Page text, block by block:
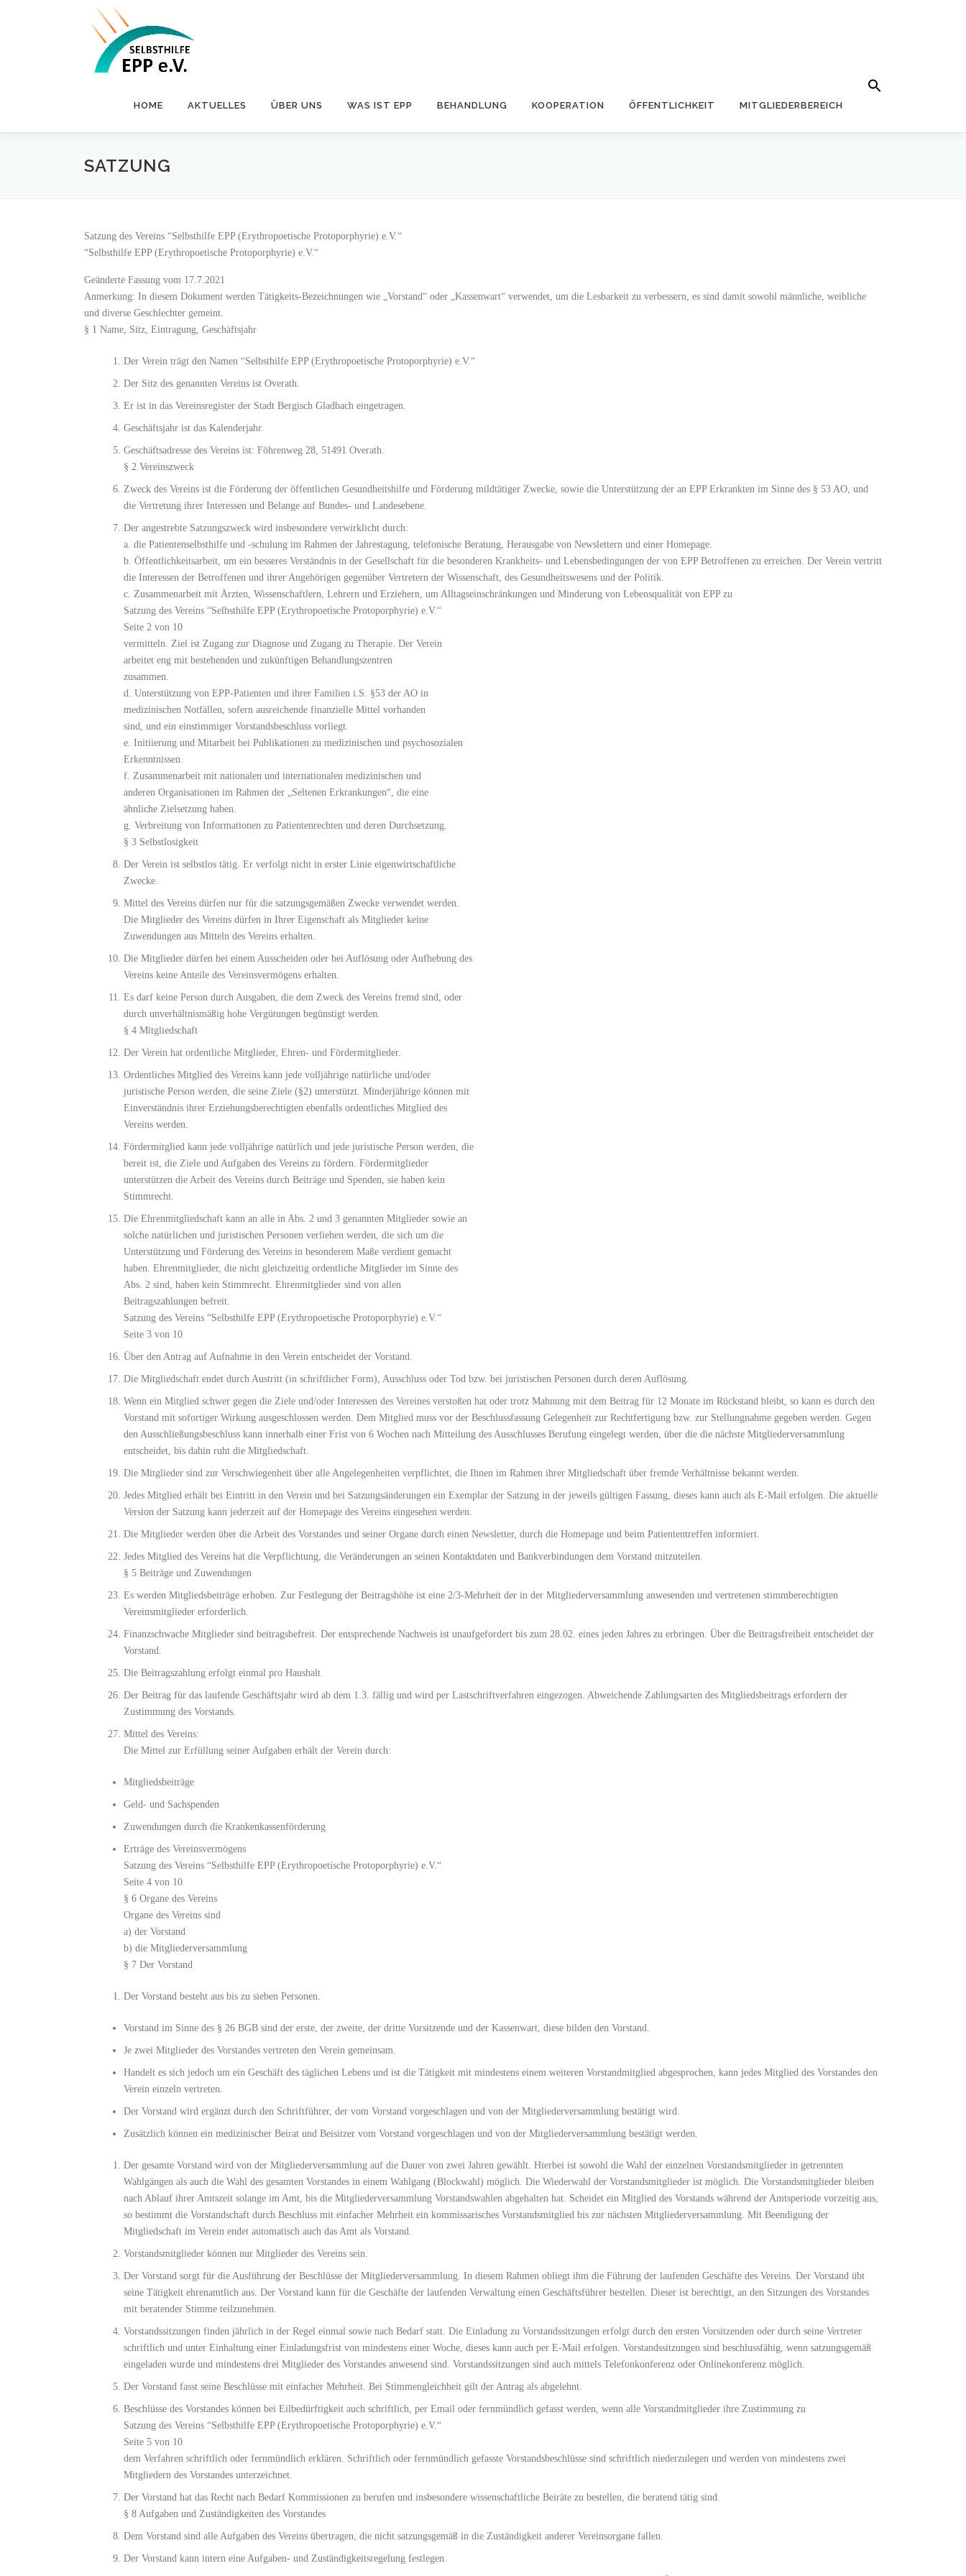
HOME AKTUELLES ÜBER UNS WAS IST EPP BEHANDLUNG KOOPERATION ÖFFENTLICHKEIT MITGLIEDERBEREICH
SATZUNG
Satzung des Vereins “Selbsthilfe EPP (Erythropoetische Protoporphyrie) e.V.“
“Selbsthilfe EPP (Erythropoetische Protoporphyrie) e.V.“
Geänderte Fassung vom 17.7.2021
Anmerkung: In diesem Dokument werden Tätigkeits-Bezeichnungen wie „Vorstand“ oder „Kassenwart“ verwendet, um die Lesbarkeit zu verbessern, es sind damit sowohl männliche, weibliche
und diverse Geschlechter gemeint.
§ 1 Name, Sitz, Eintragung, Geschäftsjahr
Der Verein trägt den Namen “Selbsthilfe EPP (Erythropoetische Protoporphyrie) e.V.“
Der Sitz des genannten Vereins ist Overath.
Er ist in das Vereinsregister der Stadt Bergisch Gladbach eingetragen.
Geschäftsjahr ist das Kalenderjahr.
Geschäftsadresse des Vereins ist: Föhrenweg 28, 51491 Overath.
§ 2 Vereinszweck
Zweck des Vereins ist die Förderung der öffentlichen Gesundheitshilfe und Förderung mildtätiger Zwecke, sowie die Unterstützung der an EPP Erkrankten im Sinne des § 53 AO, und
die Vertretung ihrer Interessen und Belange auf Bundes- und Landesebene.
Der angestrebte Satzungszweck wird insbesondere verwirklicht durch:
a. die Patientenselbsthilfe und -schulung im Rahmen der Jahrestagung, telefonische Beratung, Herausgabe von Newslettern und einer Homepage.
b. Öffentlichkeitsarbeit, um ein besseres Verständnis in der Gesellschaft für die besonderen Krankheits- und Lebensbedingungen der von EPP Betroffenen zu erreichen. Der Verein vertritt
die Interessen der Betroffenen und ihrer Angehörigen gegenüber Vertretern der Wissenschaft, des Gesundheitswesens und der Politik.
c. Zusammenarbeit mit Ärzten, Wissenschaftlern, Lehrern und Erziehern, um Alltagseinschränkungen und Minderung von Lebensqualität von EPP zu
Satzung des Vereins “Selbsthilfe EPP (Erythropoetische Protoporphyrie) e.V.“
Seite 2 von 10
vermitteln. Ziel ist Zugang zur Diagnose und Zugang zu Therapie. Der Verein
arbeitet eng mit bestehenden und zukünftigen Behandlungszentren
zusammen.
d. Unterstützung von EPP-Patienten und ihrer Familien i.S. §53 der AO in
medizinischen Notfällen, sofern ausreichende finanzielle Mittel vorhanden
sind, und ein einstimmiger Vorstandsbeschluss vorliegt.
e. Initiierung und Mitarbeit bei Publikationen zu medizinischen und psychosozialen
Erkenntnissen.
f. Zusammenarbeit mit nationalen und internationalen medizinischen und
anderen Organisationen im Rahmen der „Seltenen Erkrankungen“, die eine
ähnliche Zielsetzung haben.
g. Verbreitung von Informationen zu Patientenrechten und deren Durchsetzung.
§ 3 Selbstlosigkeit
Der Verein ist selbstlos tätig. Er verfolgt nicht in erster Linie eigenwirtschaftliche
Zwecke.
Mittel des Vereins dürfen nur für die satzungsgemäßen Zwecke verwendet werden.
Die Mitglieder des Vereins dürfen in Ihrer Eigenschaft als Mitglieder keine
Zuwendungen aus Mitteln des Vereins erhalten.
Die Mitglieder dürfen bei einem Ausscheiden oder bei Auflösung oder Aufhebung des
Vereins keine Anteile des Vereinsvermögens erhalten.
Es darf keine Person durch Ausgaben, die dem Zweck des Vereins fremd sind, oder
durch unverhältnismäßig hohe Vergütungen begünstigt werden.
§ 4 Mitgliedschaft
Der Verein hat ordentliche Mitglieder, Ehren- und Fördermitglieder.
Ordentliches Mitglied des Vereins kann jede volljährige natürliche und/oder
juristische Person werden, die seine Ziele (§2) unterstützt. Minderjährige können mit
Einverständnis ihrer Erziehungsberechtigten ebenfalls ordentliches Mitglied des
Vereins werden.
Fördermitglied kann jede volljährige natürlich und jede juristische Person werden, die
bereit ist, die Ziele und Aufgaben des Vereins zu fördern. Fördermitglieder
unterstützen die Arbeit des Vereins durch Beiträge und Spenden, sie haben kein
Stimmrecht.
Die Ehrenmitgliedschaft kann an alle in Abs. 2 und 3 genannten Mitglieder sowie an
solche natürlichen und juristischen Personen verliehen werden, die sich um die
Unterstützung und Förderung des Vereins in besonderem Maße verdient gemacht
haben. Ehrenmitglieder, die nicht gleichzeitig ordentliche Mitglieder im Sinne des
Abs. 2 sind, haben kein Stimmrecht. Ehrenmitglieder sind von allen
Beitragszahlungen befreit.
Satzung des Vereins “Selbsthilfe EPP (Erythropoetische Protoporphyrie) e.V.“
Seite 3 von 10
Über den Antrag auf Aufnahme in den Verein entscheidet der Vorstand.
Die Mitgliedschaft endet durch Austritt (in schriftlicher Form), Ausschluss oder Tod bzw. bei juristischen Personen durch deren Auflösung.
Wenn ein Mitglied schwer gegen die Ziele und/oder Interessen des Vereines verstoßen hat oder trotz Mahnung mit dem Beitrag für 12 Monate im Rückstand bleibt, so kann es durch den
Vorstand mit sofortiger Wirkung ausgeschlossen werden. Dem Mitglied muss vor der Beschlussfassung Gelegenheit zur Rechtfertigung bzw. zur Stellungnahme gegeben werden. Gegen
den Ausschließungsbeschluss kann innerhalb einer Frist von 6 Wochen nach Mitteilung des Ausschlusses Berufung eingelegt werden, über die die nächste Mitgliederversammlung
entscheidet, bis dahin ruht die Mitgliedschaft.
Die Mitglieder sind zur Verschwiegenheit über alle Angelegenheiten verpflichtet, die Ihnen im Rahmen ihrer Mitgliedschaft über fremde Verhältnisse bekannt werden.
Jedes Mitglied erhält bei Eintritt in den Verein und bei Satzungsänderungen ein Exemplar der Satzung in der jeweils gültigen Fassung, dieses kann auch als E-Mail erfolgen. Die aktuelle
Version der Satzung kann jederzeit auf der Homepage des Vereins eingesehen werden.
Die Mitglieder werden über die Arbeit des Vorstandes und seiner Organe durch einen Newsletter, durch die Homepage und beim Patiententreffen informiert.
Jedes Mitglied des Vereins hat die Verpflichtung, die Veränderungen an seinen Kontaktdaten und Bankverbindungen dem Vorstand mitzuteilen.
§ 5 Beiträge und Zuwendungen
Es werden Mitgliedsbeiträge erhoben. Zur Festlegung der Beitragshöhe ist eine 2/3-Mehrheit der in der Mitgliederversammlung anwesenden und vertretenen stimmberechtigten
Vereinsmitglieder erforderlich.
Finanzschwache Mitglieder sind beitragsbefreit. Der entsprechende Nachweis ist unaufgefordert bis zum 28.02. eines jeden Jahres zu erbringen. Über die Beitragsfreiheit entscheidet der
Vorstand.
Die Beitragszahlung erfolgt einmal pro Haushalt.
Der Beitrag für das laufende Geschäftsjahr wird ab dem 1.3. fällig und wird per Lastschriftverfahren eingezogen. Abweichende Zahlungsarten des Mitgliedsbeitrags erfordern der
Zustimmung des Vorstands.
Mittel des Vereins:
Die Mittel zur Erfüllung seiner Aufgaben erhält der Verein durch:
Mitgliedsbeiträge
Geld- und Sachspenden
Zuwendungen durch die Krankenkassenförderung
Erträge des Vereinsvermögens
Satzung des Vereins “Selbsthilfe EPP (Erythropoetische Protoporphyrie) e.V.“
Seite 4 von 10
§ 6 Organe des Vereins
Organe des Vereins sind
a) der Vorstand
b) die Mitgliederversammlung
§ 7 Der Vorstand
Der Vorstand besteht aus bis zu sieben Personen.
Vorstand im Sinne des § 26 BGB sind der erste, der zweite, der dritte Vorsitzende und der Kassenwart, diese bilden den Vorstand.
Je zwei Mitglieder des Vorstandes vertreten den Verein gemeinsam.
Handelt es sich jedoch um ein Geschäft des täglichen Lebens und ist die Tätigkeit mit mindestens einem weiteren Vorstandmitglied abgesprochen, kann jedes Mitglied des Vorstandes den
Verein einzeln vertreten.
Der Vorstand wird ergänzt durch den Schriftführer, der vom Vorstand vorgeschlagen und von der Mitgliederversammlung bestätigt wird.
Zusätzlich können ein medizinischer Beirat und Beisitzer vom Vorstand vorgeschlagen und von der Mitgliederversammlung bestätigt werden.
Der gesamte Vorstand wird von der Mitgliederversammlung auf die Dauer von zwei Jahren gewählt. Hierbei ist sowohl die Wahl der einzelnen Vorstandsmitglieder in getrennten
Wahlgängen als auch die Wahl des gesamten Vorstandes in einem Wahlgang (Blockwahl) möglich. Die Wiederwahl der Vorstandsmitglieder ist möglich. Die Vorstandsmitglieder bleiben
nach Ablauf ihrer Amtszeit solange im Amt, bis die Mitgliederversammlung Vorstandswahlen abgehalten hat. Scheidet ein Mitglied des Vorstands während der Amtsperiode vorzeitig aus,
so bestimmt die Vorstandschaft durch Beschluss mit einfacher Mehrheit ein kommissarisches Vorstandsmitglied bis zur nächsten Mitgliederversammlung. Mit Beendigung der
Mitgliedschaft im Verein endet automatisch auch das Amt als Vorstand.
Vorstandsmitglieder können nur Mitglieder des Vereins sein.
Der Vorstand sorgt für die Ausführung der Beschlüsse der Mitgliederversammlung. In diesem Rahmen obliegt ihm die Führung der laufenden Geschäfte des Vereins. Der Vorstand übt
seine Tätigkeit ehrenamtlich aus. Der Vorstand kann für die Geschäfte der laufenden Verwaltung einen Geschäftsführer bestellen. Dieser ist berechtigt, an den Sitzungen des Vorstandes
mit beratender Stimme teilzunehmen.
Vorstandssitzungen finden jährlich in der Regel einmal sowie nach Bedarf statt. Die Einladung zu Vorstandssitzungen erfolgt durch den ersten Vorsitzenden oder durch seine Vertreter
schriftlich und unter Einhaltung einer Einladungsfrist von mindestens einer Woche, dieses kann auch per E-Mail erfolgen. Vorstandssitzungen sind beschlussfähig, wenn satzungsgemäß
eingeladen wurde und mindestens drei Mitglieder des Vorstandes anwesend sind. Vorstandssitzungen sind auch mittels Telefonkonferenz oder Onlinekonferenz möglich.
Der Vorstand fasst seine Beschlüsse mit einfacher Mehrheit. Bei Stimmengleichheit gilt der Antrag als abgelehnt.
Beschlüsse des Vorstandes können bei Eilbedürftigkeit auch schriftlich, per Email oder fernmündlich gefasst werden, wenn alle Vorstandmitglieder ihre Zustimmung zu
Satzung des Vereins “Selbsthilfe EPP (Erythropoetische Protoporphyrie) e.V.“
Seite 5 von 10
dem Verfahren schriftlich oder fernmündlich erklären. Schriftlich oder fernmündlich gefasste Vorstandsbeschlüsse sind schriftlich niederzulegen und werden von mindestens zwei
Mitgliedern des Vorstandes unterzeichnet.
Der Vorstand hat das Recht nach Bedarf Kommissionen zu berufen und insbesondere wissenschaftliche Beiräte zu bestellen, die beratend tätig sind.
§ 8 Aufgaben und Zuständigkeiten des Vorstandes
Dem Vorstand sind alle Aufgaben des Vereins übertragen, die nicht satzungsgemäß in die Zuständigkeit anderer Vereinsorgane fallen.
Der Vorstand kann intern eine Aufgaben- und Zuständigkeitsregelung festlegen.